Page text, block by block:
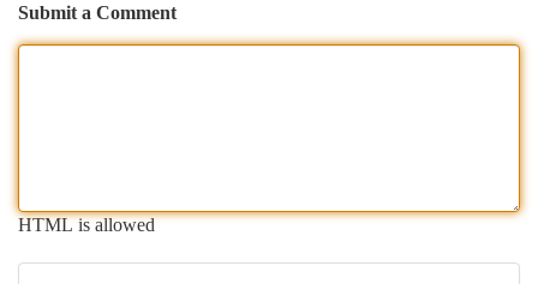
Submit a Comment
HTML is allowed